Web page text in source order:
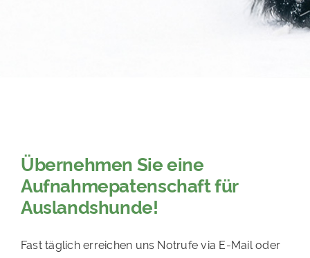
Übernehmen Sie eine
Aufnahmepatenschaft für
Auslandshunde!
Fast täglich erreichen uns Notrufe via E-Mail oder